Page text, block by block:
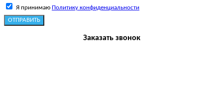
Я принимаю Политику конфиденциальности
ОТПРАВИТЬ
Заказать звонок